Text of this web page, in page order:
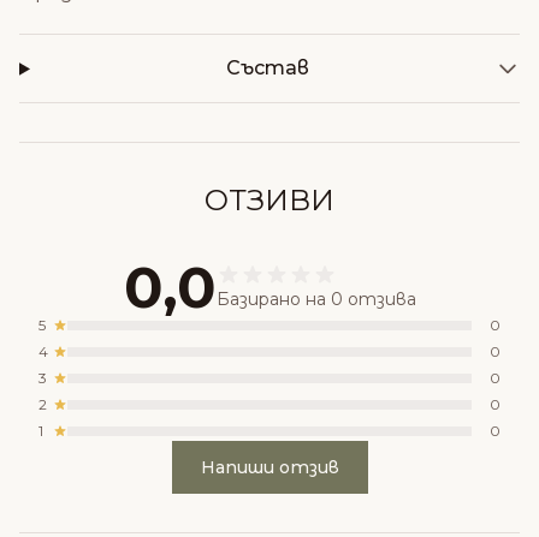
Състав
ОТЗИВИ
0,0 Базирано на 0 отзива
5
0
4
0
3
0
2
0
1
0
Напиши отзив